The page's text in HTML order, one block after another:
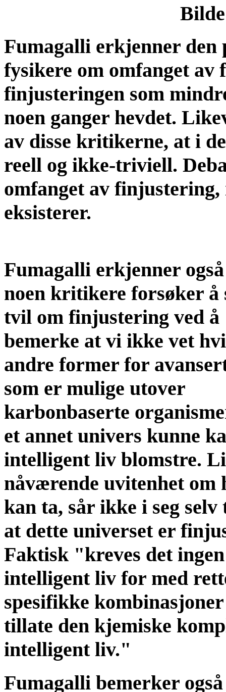
Fumagalli erkjenner den
fysikere om omfanget av
finjusteringen som
noen ganger hevdet.
av disse kritikerne, at i
reell og ikke-triviell.
omfanget av
eksisterer.
Fumagalli erkjenner
noen kritikere forsøker å
tvil om finjustering ved å
bemerke at vi ikke vet
andre former for
som er mulige utover
karbonbaserte
et annet univers kunne
intelligent liv blomstre.
nåværende uvitenhet
kan ta, sår ikke i seg
at dette universet er
Faktisk "kreves det
intelligent liv for med
spesifikke
tillate den kjemiske
intelligent liv."
Fumagalli bemerker